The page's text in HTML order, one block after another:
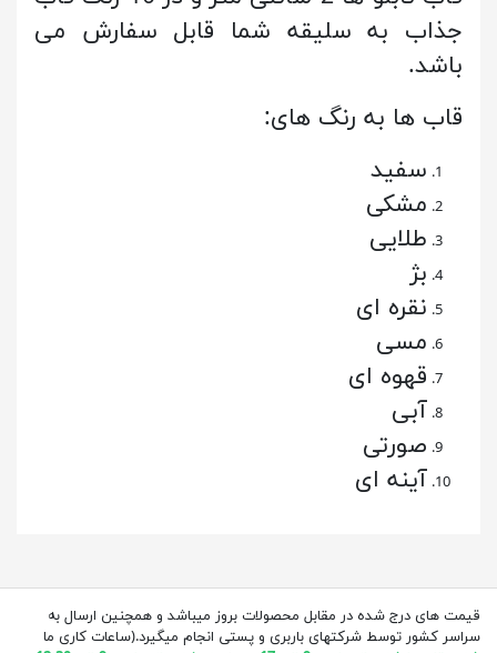
جذاب به سلیقه شما قابل سفارش می
باشد.
قاب ها به رنگ های:
سفید
مشکی
طلایی
بژ
نقره ای
مسی
قهوه ای
آبی
صورتی
آینه ای
قیمت های درج شده در مقابل محصولات بروز میباشد و همچنین ارسال به
سراسر کشور توسط شرکتهای باربری و پستی انجام میگیرد.(ساعات کاری ما